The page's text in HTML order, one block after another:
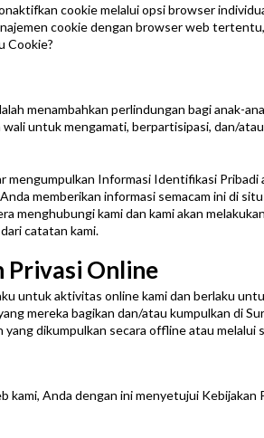
cookie melalui opsi browser
cookie dengan browser web
Cookie?
menambahkan perlindungan bagi anak-
untuk mengamati, berpartisipasi, dan/
mengumpulkan Informasi Identifikasi Pribadi
memberikan informasi semacam ini di
menghubungi kami dan kami akan
catatan kami.
Privasi Online
untuk aktivitas online kami dan berlaku
mereka bagikan dan/atau kumpulkan di
dikumpulkan secara offline atau melalui
kami, Anda dengan ini menyetujui Kebijakan